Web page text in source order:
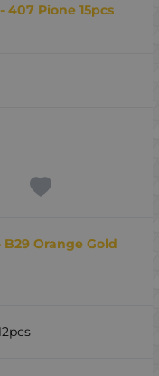
407 Pione 15pcs
B29 Orange Gold